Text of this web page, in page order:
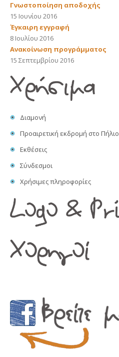
Γνωστοποίηση αποδοχής
15 Ιουνίου 2016
Έγκαιρη εγγραφή
8 Ιουλίου 2016
Ανακοίνωση προγράμματος
15 Σεπτεμβρίου 2016
Διαμονή
Προαιρετική εκδρομή στο Πήλιο
Εκθέσεις
Σύνδεσμοι
Χρήσιμες πληροφορίες